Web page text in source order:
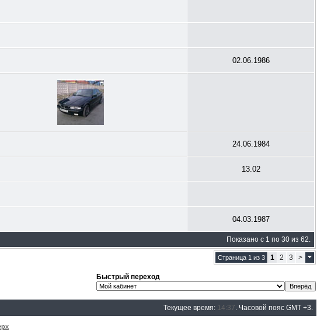
02.06.1986
24.06.1984
13.02
04.03.1987
Показано с 1 по 30 из 62.
Страница 1 из 3 1 2 3 >
Быстрый переход
Текущее время: 14:37. Часовой пояс GMT +3.